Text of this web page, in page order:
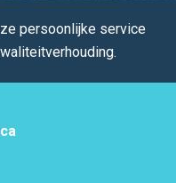
persoonlijke service